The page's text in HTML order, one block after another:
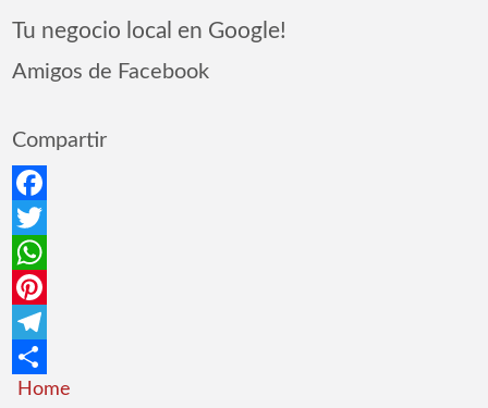
Tu negocio local en Google!
Amigos de Facebook
Compartir
Facebook
Twitter
WhatsApp
Pinterest
Telegram
Compartir
Home